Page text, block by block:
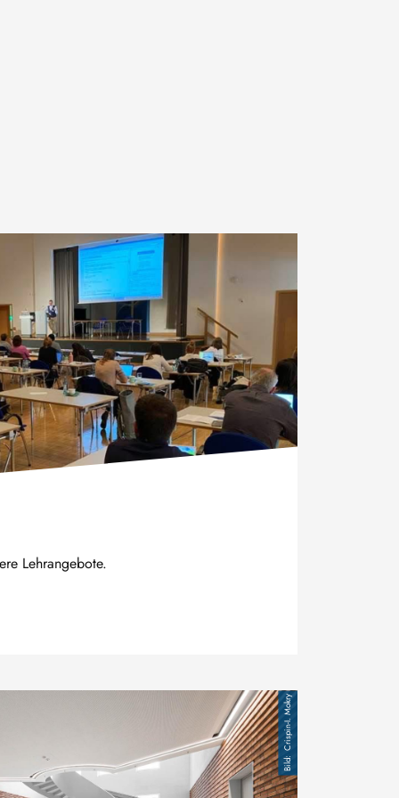
Lehrangebote.
Crispin-I. Mokry